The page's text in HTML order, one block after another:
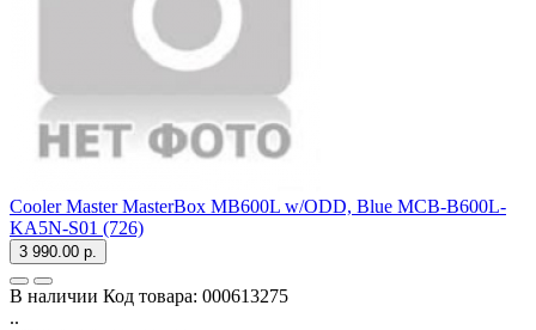
Cooler Master MasterBox MB600L w/ODD, Blue MCB-B600L-
KA5N-S01 (726)
3 990.00 р.
В наличии Код товара: 000613275
..